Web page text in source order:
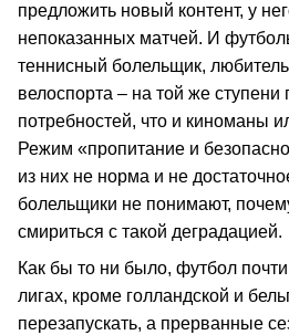
предложить новый контент, у
непоказанных матчей. И
теннисный болельщик,
велоспорта – на той же
потребностей, что и киноманы
Режим «пропитание и
из них не норма и не
болельщики не понимают,
смириться с такой деградацией.
Как бы то ни было, футбол
лигах, кроме голландской и
перезапускать, а прерванные